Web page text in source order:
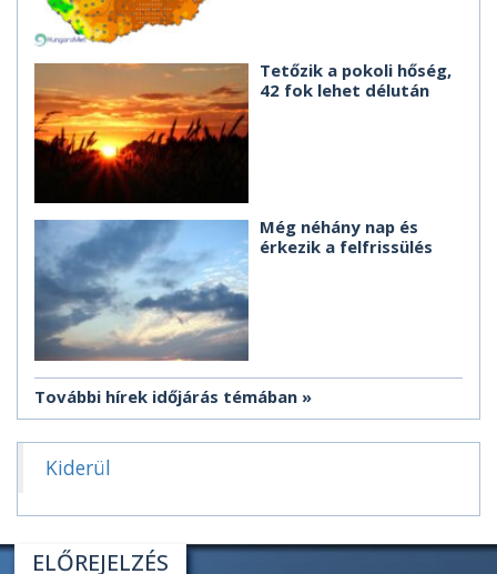
Tetőzik a pokoli hőség,
42 fok lehet délután
Még néhány nap és
érkezik a felfrissülés
További hírek időjárás témában
Kiderül
ELŐREJELZÉS